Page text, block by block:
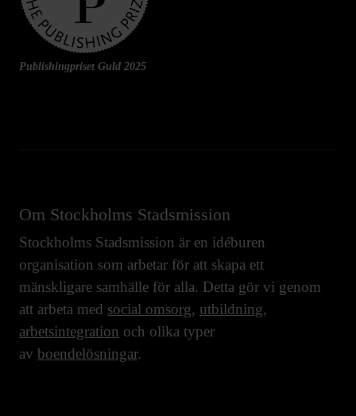
Publishingpriset Guld 2025
Om Stockholms Stadsmission
Stockholms Stadsmission är en idéburen
organisation som arbetar för att skapa ett
mänskligare samhälle för alla. Detta gör vi genom
att arbeta med social omsorg, utbildning,
arbetsintegration och olika typer
av boendelösningar.